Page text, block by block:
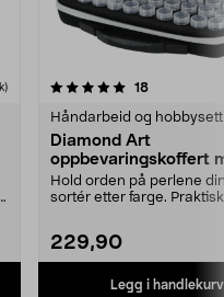
18anmeldelser
Håndarbeid og hobbysett
Diamond Art
oppbevaringskoffert
bokser
Hold orden på perlene
sortér etter farge.
229,90
Legg i handlekurv
4.0 av 5 stjerner